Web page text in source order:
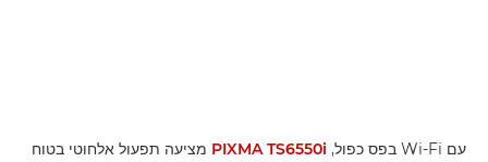
עם Wi-Fi בפס כפול, PIXMA TS6550i מציעה תפעול אלחוטי בטוח